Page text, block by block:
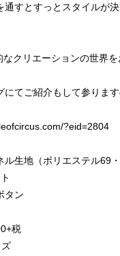
通すとすっとスタイルが
クリエーションの世界を
にてご紹介もして参りま
?eid=2804
ル生地（ポリエステル69
タン
税